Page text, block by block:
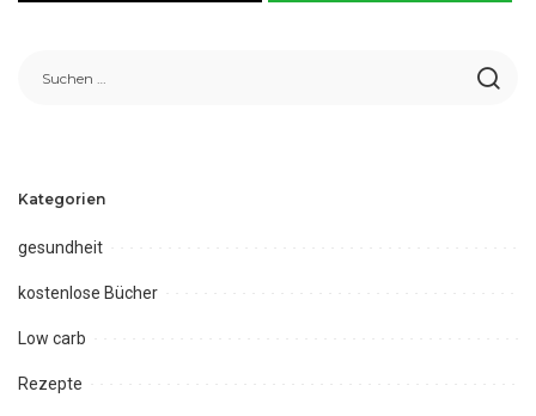
Kategorien
gesundheit
kostenlose Bücher
Low carb
Rezepte